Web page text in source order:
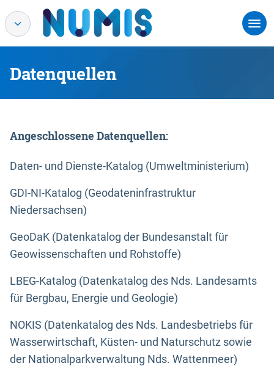
Datenquellen
Angeschlossene Datenquellen:
Daten- und Dienste-Katalog (Umweltministerium)
GDI-NI-Katalog (Geodateninfrastruktur
Niedersachsen)
GeoDaK (Datenkatalog der Bundesanstalt für
Geowissenschaften und Rohstoffe)
LBEG-Katalog (Datenkatalog des Nds. Landesamts
für Bergbau, Energie und Geologie)
NOKIS (Datenkatalog des Nds. Landesbetriebs für
Wasserwirtschaft, Küsten- und Naturschutz sowie
der Nationalparkverwaltung Nds. Wattenmeer)